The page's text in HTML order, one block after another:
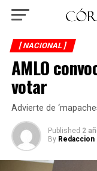
[ NACIONAL ]
AMLO
votar
Advierte de
Published 2
By Redaccion